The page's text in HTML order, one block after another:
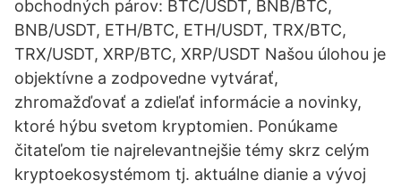
obchodných párov: BTC/USDT, BNB/BTC,
BNB/USDT, ETH/BTC, ETH/USDT, TRX/BTC,
TRX/USDT, XRP/BTC, XRP/USDT Našou úlohou je
objektívne a zodpovedne vytvárať,
zhromažďovať a zdieľať informácie a novinky,
ktoré hýbu svetom kryptomien. Ponúkame
čitateľom tie najrelevantnejšie témy skrz celým
kryptoekosystémom tj. aktuálne dianie a vývoj